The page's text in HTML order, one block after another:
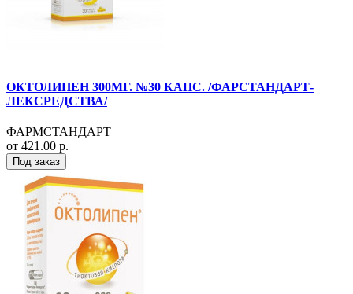
ОКТОЛИПЕН 300МГ. №30 КАПС. /ФАРСТАНДАРТ-
ЛЕКСРЕДСТВА/
ФАРМСТАНДАРТ
от 421.00 р.
Под заказ